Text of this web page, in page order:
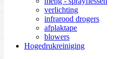
verlichting
infrarood drogers
afplaktape
blowers
Hogedrukreiniging